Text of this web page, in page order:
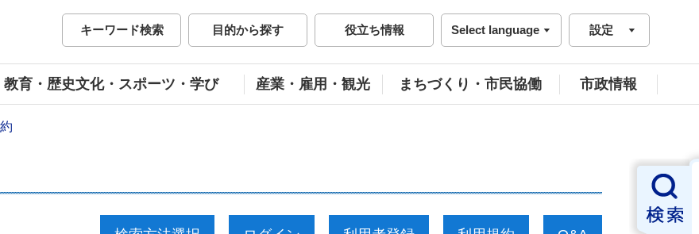
公式ホームページ
キーワード検索
目的から探す 役立ち情報 Select language 設定
教育・歴史文化・スポーツ・学び 産業・雇用・観光 まちづくり・市民協働 市政情報